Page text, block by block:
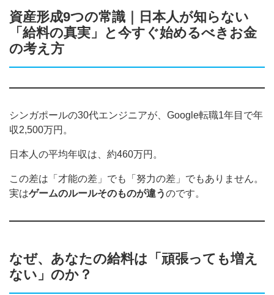
資産形成9つの常識｜日本人が知らない
「給料の真実」と今すぐ始めるべきお金
の考え方
シンガポールの30代エンジニアが、Google転職1年目で年
収2,500万円。
日本人の平均年収は、約460万円。
この差は「才能の差」でも「努力の差」でもありません。
実はゲームのルールそのものが違うのです。
なぜ、あなたの給料は「頑張っても増え
ない」のか？